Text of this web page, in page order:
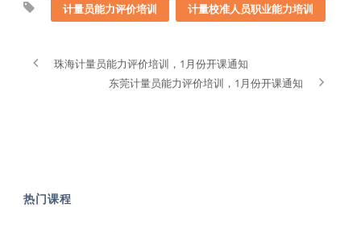
计量员能力评价培训 计量校准人员职业能力培训
珠海计量员能力评价培训，1月份开课通知
东莞计量员能力评价培训，1月份开课通知
热门课程